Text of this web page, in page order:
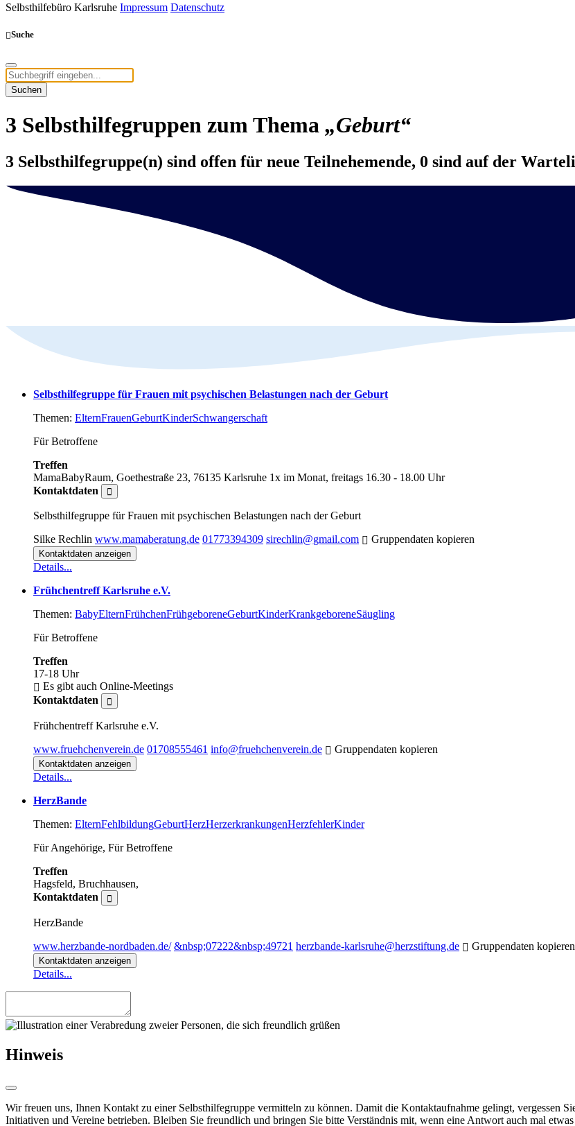
Selbsthilfebüro Karlsruhe Impressum Datenschutz
Suche
Suchen
3 Selbsthilfegruppen zum Thema „Geburt“
3 Selbsthilfegruppe(n) sind offen für neue Teilnehemende, 0 sind auf der
Selbsthilfegruppe für Frauen mit psychischen Belastungen nach der Geburt
Themen: ElternFrauenGeburtKinderSchwangerschaft
Für Betroffene
Treffen
MamaBabyRaum, Goethestraße 23, 76135 Karlsruhe 1x im Monat, freitags 16.30 - 18.00 Uhr
Kontaktdaten
Selbsthilfegruppe für Frauen mit psychischen Belastungen nach der Geburt
Silke Rechlin www.mamaberatung.de 01773394309 sirechlin@gmail.com Gruppendaten kopieren
Kontaktdaten anzeigen
Details...
Frühchentreff Karlsruhe e.V.
Themen: BabyElternFrühchenFrühgeboreneGeburtKinderKrankgeboreneSäugling
Für Betroffene
Treffen
17-18 Uhr
Es gibt auch Online-Meetings
Kontaktdaten
Frühchentreff Karlsruhe e.V.
www.fruehchenverein.de 01708555461 info@fruehchenverein.de Gruppendaten kopieren
Kontaktdaten anzeigen
Details...
HerzBande
Themen: ElternFehlbildungGeburtHerzHerzerkrankungenHerzfehlerKinder
Für Angehörige, Für Betroffene
Treffen
Hagsfeld, Bruchhausen,
Kontaktdaten
HerzBande
www.herzbande-nordbaden.de/ &nbsp;07222&nbsp;49721 herzbande-karlsruhe@herzstiftung.de Gruppendaten kopieren
Kontaktdaten anzeigen
Details...
Hinweis
Wir freuen uns, Ihnen Kontakt zu einer Selbsthilfegruppe vermitteln zu können. Damit die Kontaktaufnahme gelingt, vergessen
Initiativen und Vereine betrieben. Bleiben Sie freundlich und bringen Sie bitte Verständnis mit, wenn eine Antwort auch mal